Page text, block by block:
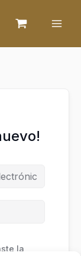
la